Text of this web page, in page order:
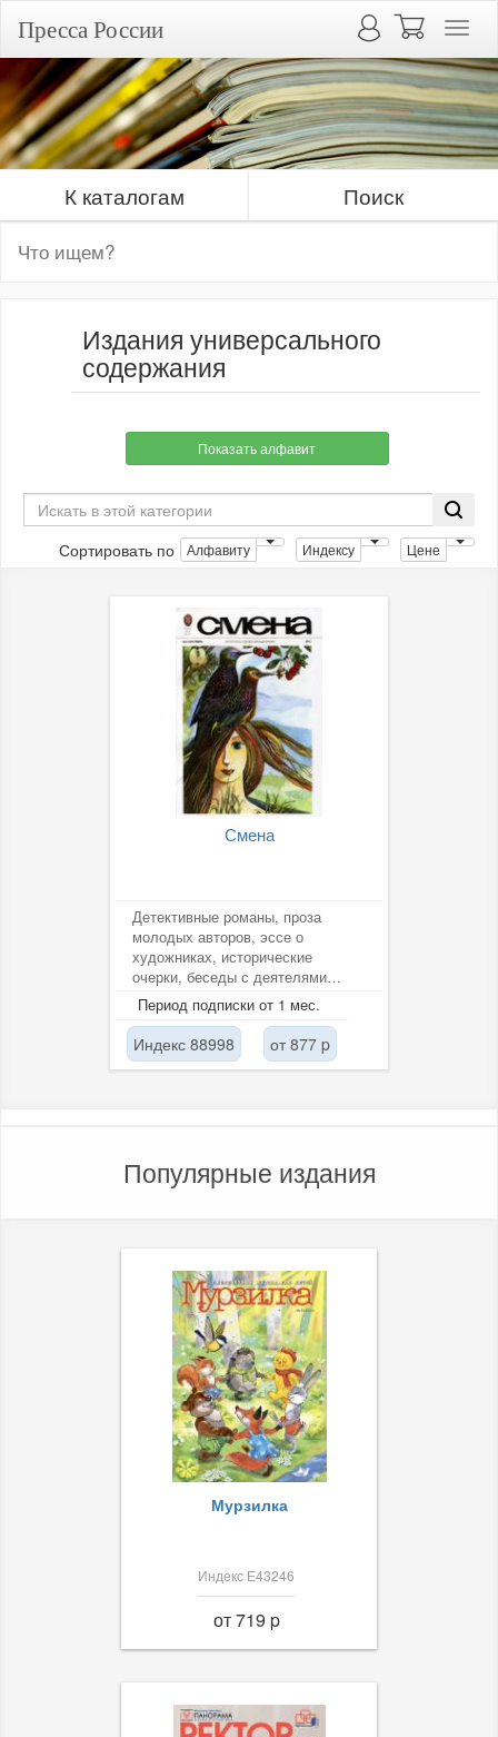
Пресса России
К каталогам Поиск
Издания универсального
содержания
Показать алфавит
Сортировать по Алфавиту Индексу Цене
Смена
Детективные романы, проза
молодых авторов, эссе о
художниках, исторические
очерки, беседы с деятелями
науки, культуры, актерами,
врачами,...
Период подписки от 1 мес.
Индекс 88998 от 877 p
Популярные издания
Мурзилка
Индекс Е43246
от 719 p